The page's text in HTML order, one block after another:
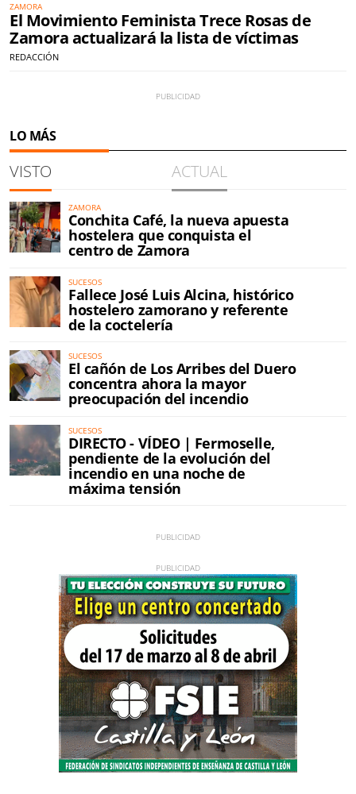
ZAMORA
El Movimiento Feminista Trece Rosas de
Zamora actualizará la lista de víctimas
REDACCIÓN
LO MÁS
VISTO ACTUAL
ZAMORA
Conchita Café, la nueva apuesta
hostelera que conquista el
centro de Zamora
SUCESOS
Fallece José Luis Alcina, histórico
hostelero zamorano y referente
de la coctelería
SUCESOS
El cañón de Los Arribes del Duero
concentra ahora la mayor
preocupación del incendio
SUCESOS
DIRECTO - VÍDEO | Fermoselle,
pendiente de la evolución del
incendio en una noche de
máxima tensión